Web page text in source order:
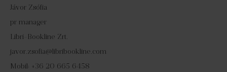
Jávor Zsófia
pr manager
Libri-Bookline Zrt.
javor.zsofia@libribookline.com
Mobil: +36 20 665 6458